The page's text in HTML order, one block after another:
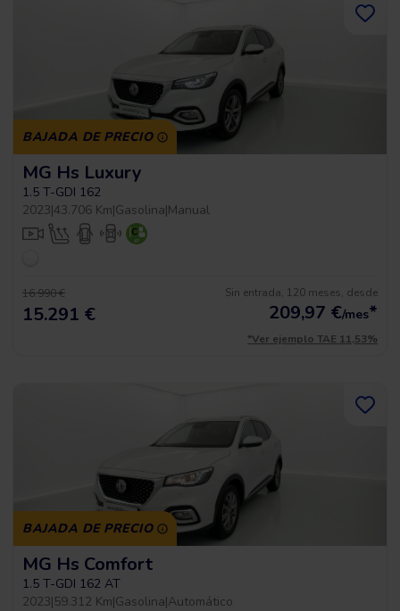
BAJADA DE PRECIO
MG Hs Luxury
1.5 T-GDI 162
2023|43.706 Km|Gasolina|Manual
16.990 €
15.291 €
Sin entrada, 120 meses, desde
209,97 €/mes*
*Ver ejemplo TAE 11,53%
BAJADA DE PRECIO
MG Hs Comfort
1.5 T-GDI 162 AT
2023|59.312 Km|Gasolina|Automático